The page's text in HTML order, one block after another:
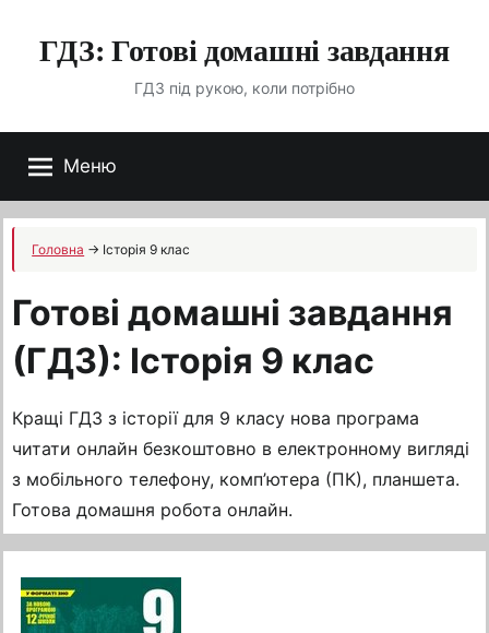
ГДЗ: Готові домашні завдання
ГДЗ під рукою, коли потрібно
Меню
Головна → Історія 9 клас
Готові домашні завдання
(ГДЗ): Історія 9 клас
Кращі ГДЗ з історії для 9 класу нова програма
читати онлайн безкоштовно в електронному вигляді
з мобільного телефону, комп’ютера (ПК), планшета.
Готова домашня робота онлайн.